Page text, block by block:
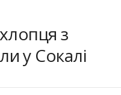
з
у Сокалі